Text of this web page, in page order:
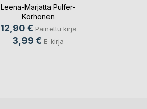
Leena-Marjatta Pulfer-
Korhonen
12,90 € Painettu kirja
3,99 € E-kirja